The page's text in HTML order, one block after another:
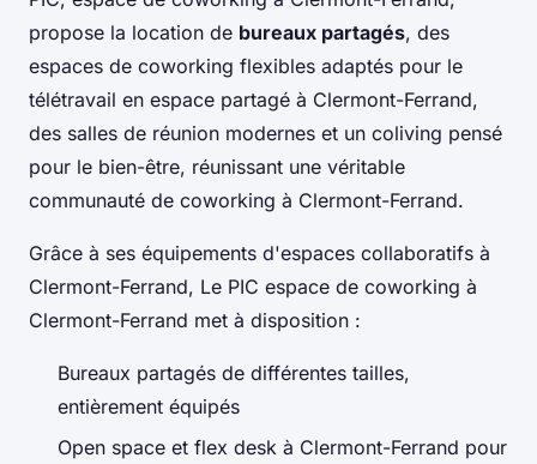
propose la location de bureaux partagés, des
espaces de coworking flexibles adaptés pour le
télétravail en espace partagé à Clermont-Ferrand,
des salles de réunion modernes et un coliving pensé
pour le bien-être, réunissant une véritable
communauté de coworking à Clermont-Ferrand.
Grâce à ses équipements d'espaces collaboratifs à
Clermont-Ferrand, Le PIC espace de coworking à
Clermont-Ferrand met à disposition :
Bureaux partagés de différentes tailles,
entièrement équipés
Open space et flex desk à Clermont-Ferrand pour